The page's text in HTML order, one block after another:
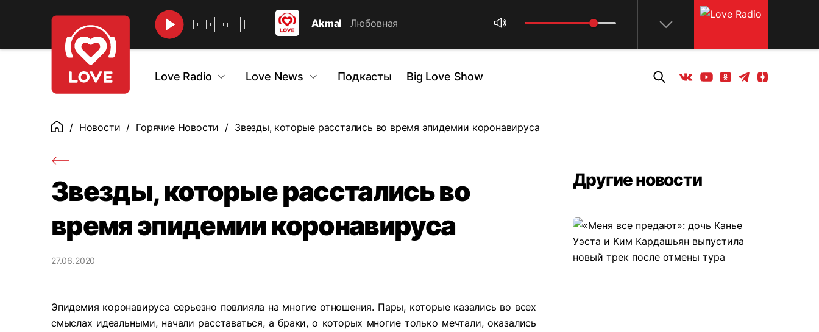
Akmal Любовная
Love Radio Love News Подкасты Big Love Show Вконтакте
YoutubeОдноклассники
ТелеграмЯндекс дзен
ГлавнаяНовости Горячие Новости Звезды, которые расстались во время эпидемии коронавируса
Звезды, которые расстались во
время эпидемии коронавируса
27.06.2020
Эпидемия коронавируса серьезно повлияла на многие отношения. Пары, которые казались во всех
смыслах идеальными, начали расставаться, а браки, о которых многие только мечтали, оказались
Другие новости